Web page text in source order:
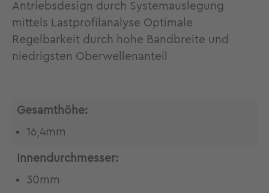
Antriebsdesign durch Systemauslegung
mittels Lastprofilanalyse Optimale
Regelbarkeit durch hohe Bandbreite und
niedrigsten Oberwellenanteil
Gesamthöhe:
16,4mm
Innendurchmesser:
30mm